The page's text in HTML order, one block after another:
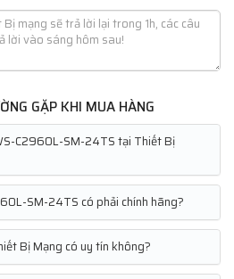
GẶP KHI MUA HÀNG
C2960L-SM-24TS tại Thiết Bị
SM-24TS có phải chính hãng?
Bị Mạng có uy tín không?